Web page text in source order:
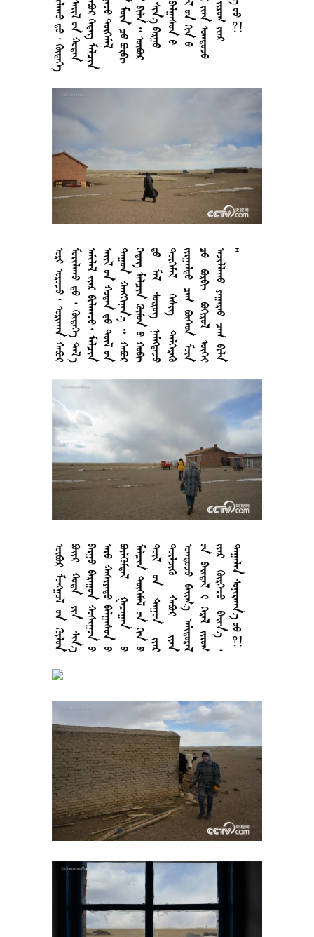





























































































































































































































 


















































































































































































































 